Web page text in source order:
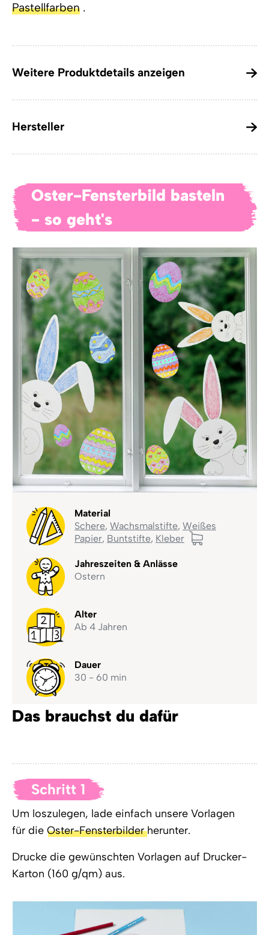
Pastellfarben .
Weitere Produktdetails anzeigen
Hersteller
Oster-Fensterbild basteln
- so geht's
Material
Schere, Wachsmalstifte, Weißes
Papier, Buntstifte, Kleber
Jahreszeiten & Anlässe
Ostern
Alter
Ab 4 Jahren
Dauer
30 - 60 min
Das brauchst du dafür
Schritt 1
Um loszulegen, lade einfach unsere Vorlagen
für die Oster-Fensterbilderherunter.
Drucke die gewünschten Vorlagen auf Drucker-
Karton (160 g/qm) aus.